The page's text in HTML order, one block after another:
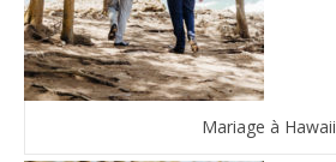
Mariage à Hawaii